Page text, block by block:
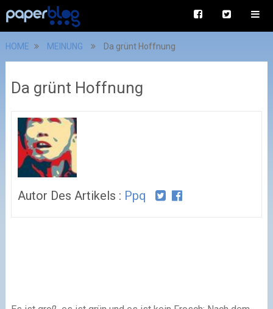
HOME MEINUNG Da grünt Hoffnung
Da grünt Hoffnung
Autor Des Artikels : Ppq